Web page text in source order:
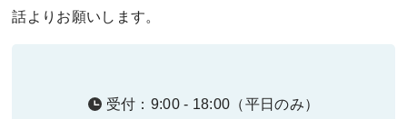
話よりお願いします。
受付：9:00 - 18:00（平日のみ）